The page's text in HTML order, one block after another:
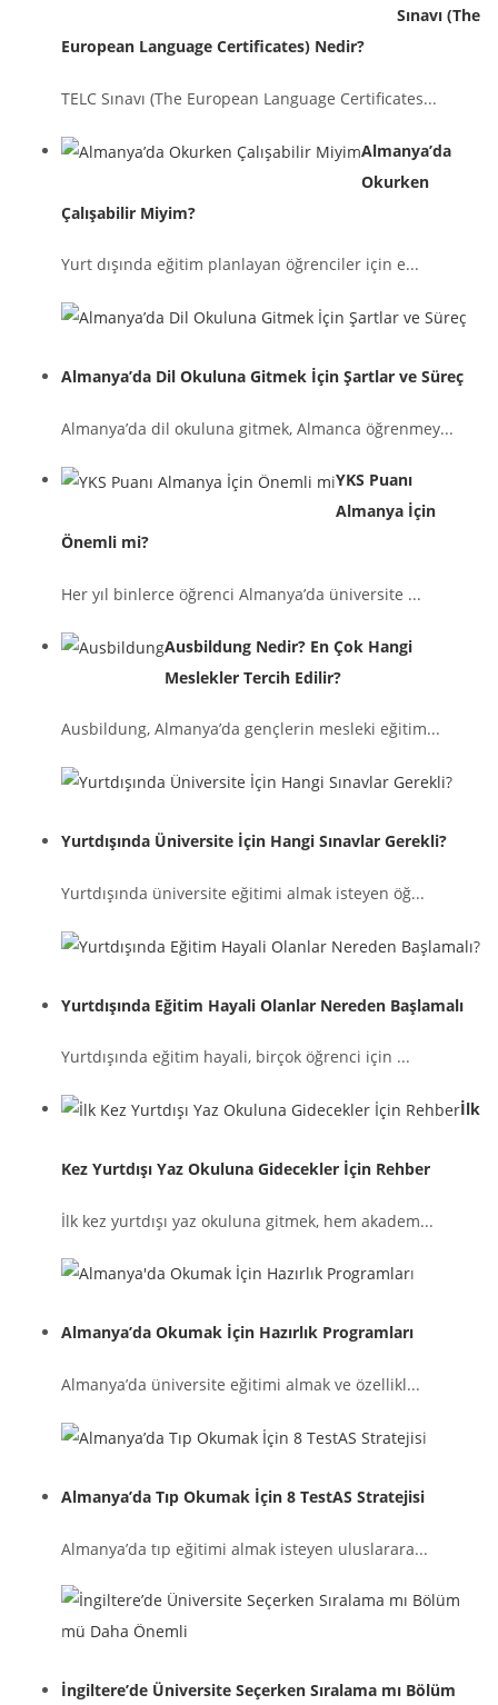
Sınavı (The
European Language Certificates) Nedir?
TELC Sınavı (The European Language Certificates...
Almanya’da
Okurken
Çalışabilir Miyim?
Yurt dışında eğitim planlayan öğrenciler için e...
Almanya’da Dil Okuluna Gitmek İçin Şartlar ve Süreç
Almanya’da dil okuluna gitmek, Almanca öğrenmey...
YKS Puanı
Almanya İçin
Önemli mi?
Her yıl binlerce öğrenci Almanya’da üniversite ...
Ausbildung Nedir? En Çok Hangi
Meslekler Tercih Edilir?
Ausbildung, Almanya’da gençlerin mesleki eğitim...
Yurtdışında Üniversite İçin Hangi Sınavlar Gerekli?
Yurtdışında üniversite eğitimi almak isteyen öğ...
Yurtdışında Eğitim Hayali Olanlar Nereden Başlamalı
Yurtdışında eğitim hayali, birçok öğrenci için ...
İlk
Kez Yurtdışı Yaz Okuluna Gidecekler İçin Rehber
İlk kez yurtdışı yaz okuluna gitmek, hem akadem...
Almanya’da Okumak İçin Hazırlık Programları
Almanya’da üniversite eğitimi almak ve özellikl...
Almanya’da Tıp Okumak İçin 8 TestAS Stratejisi
Almanya’da tıp eğitimi almak isteyen uluslarara...
İngiltere’de Üniversite Seçerken Sıralama mı Bölüm